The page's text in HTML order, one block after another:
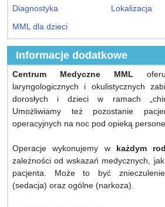
Diagnostyka
Lokalizacja
MML dla dzieci
Informacje dodatkowe
Centrum Medyczne MML
laryngologicznych i okulistycznych
dorosłych i dzieci w ramach
Umożliwiamy też pozostanie
operacyjnych na noc pod opieką
Operacje wykonujemy w każdym
zależności od wskazań medycznych,
pacjenta. Może to być
(sedacja) oraz ogólne (narkoza).